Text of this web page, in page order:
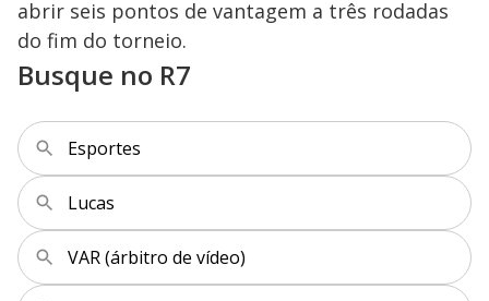
abrir seis pontos de vantagem a três rodadas
do fim do torneio.
Busque no R7
Esportes
Lucas
VAR (árbitro de vídeo)